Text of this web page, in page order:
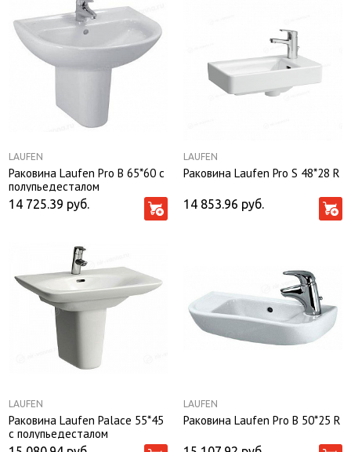
LAUFEN
Раковина Laufen Рro B 65*60 с
полупьедесталом
14 725.39 руб.
LAUFEN
Раковина Laufen Pro S 48*28 R
14 853.96 руб.
LAUFEN
Раковина Laufen Palace 55*45
с полупьедесталом
LAUFEN
Раковина Laufen Рro B 50*25 R